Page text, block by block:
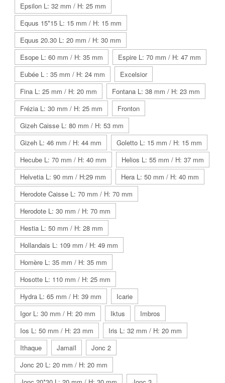
Epsilon L: 32 mm / H: 25 mm
Equus 15*15 L: 15 mm / H: 15 mm
Equus 20.30 L: 20 mm / H: 30 mm
Esope L: 60 mm / H: 35 mm
Espire L: 70 mm / H: 47 mm
Eubée L : 35 mm / H: 24 mm
Excelsior
Fina L: 25 mm / H: 20 mm
Fontana L: 38 mm / H: 23 mm
Frézia L: 30 mm / H: 25 mm
Fronton
Gizeh Caisse L: 80 mm / H: 53 mm
Gizeh L: 46 mm / H: 44 mm
Goletto L: 15 mm / H: 15 mm
Hecube L: 70 mm / H: 40 mm
Helios L: 55 mm / H: 37 mm
Helvetia L: 90 mm / H:29 mm
Hera L: 50 mm / H: 40 mm
Herodote Caisse L: 70 mm / H: 70 mm
Herodote L: 30 mm / H: 70 mm
Hestia L: 50 mm / H: 28 mm
Hollandais L: 109 mm / H: 49 mm
Homère L: 35 mm / H: 35 mm
Hosotte L: 110 mm / H: 25 mm
Hydra L: 65 mm / H: 39 mm
Icarie
Igor L: 30 mm / H: 20 mm
Iktus
Imbros
Ios L: 50 mm / H: 23 mm
Iris L: 32 mm / H: 20 mm
Ithaque
Jamaïl
Jonc 2
Jonc 20 L: 20 mm / H: 20 mm